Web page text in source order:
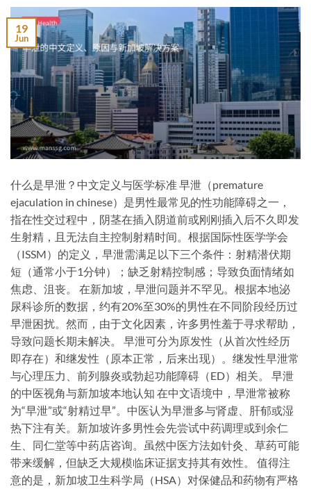
19
Jun
什么是早泄？中文定义与医学标准 早泄（premature
ejaculation in chinese）是男性最常见的性功能障碍之一，
指在性交过程中，阴茎在插入阴道前或刚刚插入后不久即发
生射精，且无法自主控制射精时间。根据国际性医学学会
（ISSM）的定义，早泄需满足以下三个条件：射精潜伏期
短（通常小于1分钟）；缺乏射精控制感；导致负面情绪如
焦虑、沮丧。 在新加坡，早泄问题并不罕见。根据本地泌
尿科诊所的数据，约有20%至30%的男性在不同阶段经历过
早泄困扰。然而，由于文化因素，许多男性羞于寻求帮助，
导致问题长期未解决。 早泄可分为原发性（从首次性经历
即存在）和继发性（原本正常，后来出现）。继发性早泄常
与心理压力、前列腺炎或勃起功能障碍（ED）相关。 早泄
的中医视角与新加坡本地认知 在中文语境中，早泄常被称
为“早泄”或“射精过早”。中医认为早泄多与肾虚、肝郁或湿
热下注有关。新加坡许多男性会先尝试中药调理或到余仁
生、同仁堂等中药店咨询。虽然中医方法如针灸、草药可能
带来缓解，但缺乏大规模临床证据支持其有效性。 值得注
意的是，新加坡卫生科学局（HSA）对保健品和药物有严格